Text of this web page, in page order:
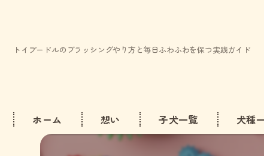
トイプードルのブラッシングやり方と毎日ふわふわを保つ実践ガイド
ホーム 想い 子犬一覧 犬種